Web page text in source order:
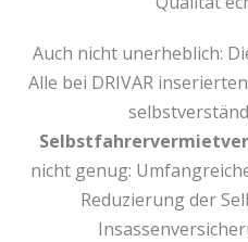
Auch nicht unerheblich:
Alle bei DRIVAR
nicht genug:
Reduzierung der